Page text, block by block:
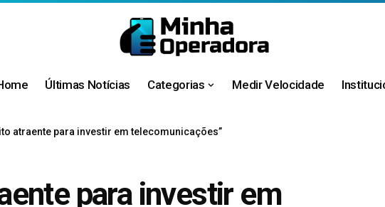
Últimas Notícias Categorias Medir Velocidade
atraente para investir em telecomunicações”
para investir em